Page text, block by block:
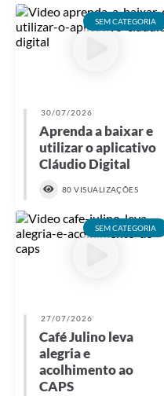
SEM CATEGORIA
30/07/2026
Aprenda a baixar e
utilizar o aplicativo
Cláudio Digital
80 VISUALIZAÇÕES
SEM CATEGORIA
27/07/2026
Café Julino leva
alegria e
acolhimento ao
CAPS